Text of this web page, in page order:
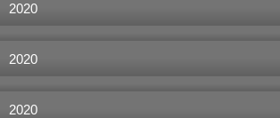
2020
2020
2020